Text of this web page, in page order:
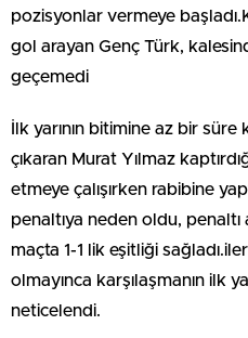
pozisyonlar vermeye
gol arayan Genç Türk,
geçemedi
İlk yarının bitimine az bir
çıkaran Murat Yılmaz
etmeye çalışırken rabibine
penaltıya neden oldu, penaltı
maçta 1-1 lik eşitliği
olmayınca karşılaşmanın ilk
neticelendi.